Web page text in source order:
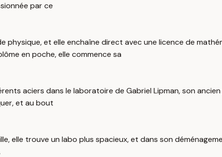
par ce
physique, et elle enchaîne direct avec une licence de
en poche, elle commence sa
aciers dans le laboratoire de Gabriel Lipman, son
et au bout
elle trouve un labo plus spacieux, et dans son